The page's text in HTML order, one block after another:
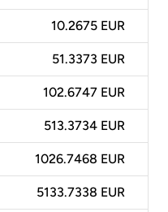
10.2675 EUR
51.3373 EUR
102.6747 EUR
513.3734 EUR
1026.7468 EUR
5133.7338 EUR